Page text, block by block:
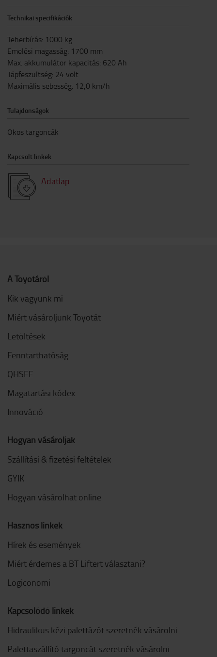
Technikai specifikációk
Teherbírás: 1000 kg
Emelési magasság: 1700 mm
Max. akkumulátor kapacitás: 620 Ah
Tápfeszültség: 24 volt
Maximális sebesség: 12,0 km/h
Tulajdonságok
Okos targoncák
Kapcsolt linkek
Adatlap
A Toyotáról
Kik vagyunk mi
Miért vásároljunk Toyotát
Letöltések
Fenntarthatóság
QHSEE
Magatartási kódex
Innováció
Hogyan vásároljak
Szállítási & fizetési feltételek
GYIK
Hogyan vásárolhat online
Hasznos linkek
Hírek és események
Miért érdemes a BT Liftert választani?
Logiconomi
Kapcsolódó linkek
Hidraulikus kézi palettázót szeretnék vásárolni
Palettaszállító targoncát szeretnék vásárolni